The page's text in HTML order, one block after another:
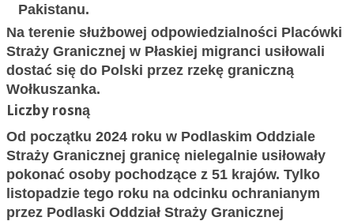
Pakistanu.
Na terenie służbowej odpowiedzialności Placówki
Straży Granicznej w Płaskiej migranci usiłowali
dostać się do Polski przez rzekę graniczną
Wołkuszanka.
Liczby rosną
Od początku 2024 roku w Podlaskim Oddziale
Straży Granicznej granicę nielegalnie usiłowały
pokonać osoby pochodzące z 51 krajów. Tylko
listopadzie tego roku na odcinku ochranianym
przez Podlaski Oddział Straży Granicznej